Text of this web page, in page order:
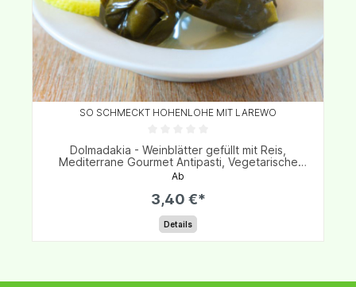
SO SCHMECKT HOHENLOHE MIT LAREWO
Dolmadakia - Weinblätter gefüllt mit Reis,
Mediterrane Gourmet Antipasti, Vegetarische
Griechische Delikatesse, Perfekt für Vorspeisen &
Ab
3,40 €*
Details